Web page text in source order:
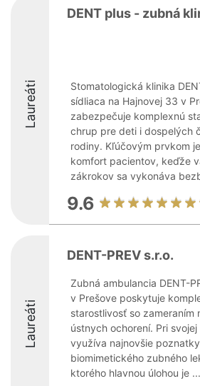
Laureáti
DENT plus - zubná
Stomatologická klinika
sídliaca na Hajnovej 33 v
zabezpečuje komplexnú
chrup pre deti i dospelých
rodiny. Kľúčovým prvkom
komfort pacientov, keďže
zákrokov sa vykonáva
9.6
Laureáti
DENT-PREV s.r.o.
Zubná ambulancia DENT-
v Prešove poskytuje
starostlivosť so zameraním
ústnych ochorení. Pri
využíva najnovšie
biomimetického zubného
ktorého hlavnou úlohou je ...